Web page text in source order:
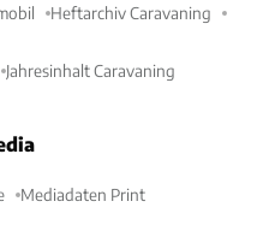
Heftarchiv Caravaning
Jahresinhalt Caravaning
Mediadaten Print